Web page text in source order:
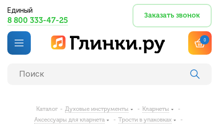
Единый
8 800 333-47-25
Заказать звонок
0
Каталог - Духовые инструменты - Кларнеты
-
Аксессуары для кларнета
- Трости в упаковках
-